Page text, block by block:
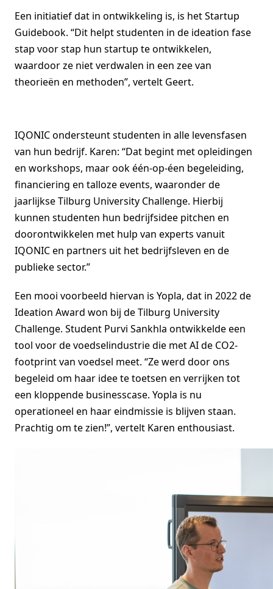
Een initiatief dat in ontwikkeling is, is het Startup
Guidebook. “Dit helpt studenten in de ideation fase
stap voor stap hun startup te ontwikkelen,
waardoor ze niet verdwalen in een zee van
theorieën en methoden”, vertelt Geert.
IQONIC ondersteunt studenten in alle levensfasen
van hun bedrijf. Karen: “Dat begint met opleidingen
en workshops, maar ook één-op-éen begeleiding,
financiering en talloze events, waaronder de
jaarlijkse Tilburg University Challenge. Hierbij
kunnen studenten hun bedrijfsidee pitchen en
doorontwikkelen met hulp van experts vanuit
IQONIC en partners uit het bedrijfsleven en de
publieke sector.”
Een mooi voorbeeld hiervan is Yopla, dat in 2022 de
Ideation Award won bij de Tilburg University
Challenge. Student Purvi Sankhla ontwikkelde een
tool voor de voedselindustrie die met AI de CO2-
footprint van voedsel meet. “Ze werd door ons
begeleid om haar idee te toetsen en verrijken tot
een kloppende businesscase. Yopla is nu
operationeel en haar eindmissie is blijven staan.
Prachtig om te zien!”, vertelt Karen enthousiast.